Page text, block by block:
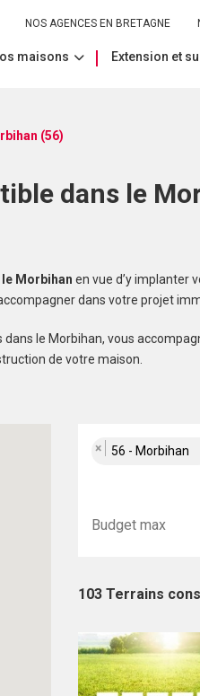
NOS AGENCES EN BRETAGNE
maisons Extension et
(56)
dans le
Morbihan en vue d’y implanter
dans votre projet
le Morbihan, vous
de votre maison.
× 56 - Morbihan
103 Terrains